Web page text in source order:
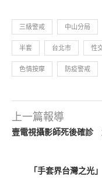
三級警戒 中山分局
半套 台北市 性
色情按摩 防疫警戒
上一篇報導
壹電視攝影師死後確診
「手套界台灣之光